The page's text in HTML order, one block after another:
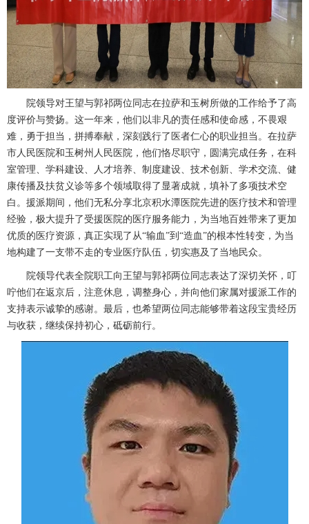
院领导对王望与郭祁两位同志在拉萨和玉树所做的工作给予了高
度评价与赞扬。这一年来，他们以非凡的责任感和使命感，不畏艰
难，勇于担当，拼搏奉献，深刻践行了医者仁心的职业担当。在拉萨
市人民医院和玉树州人民医院，他们恪尽职守，圆满完成任务，在科
室管理、学科建设、人才培养、制度建设、技术创新、学术交流、健
康传播及扶贫义诊等多个领域取得了显著成就，填补了多项技术空
白。援派期间，他们无私分享北京积水潭医院先进的医疗技术和管理
经验，极大提升了受援医院的医疗服务能力，为当地百姓带来了更加
优质的医疗资源，真正实现了从“输血”到“造血”的根本性转变，为当
地构建了一支带不走的专业医疗队伍，切实惠及了当地民众。
院领导代表全院职工向王望与郭祁两位同志表达了深切关怀，叮
咛他们在返京后，注意休息，调整身心，并向他们家属对援派工作的
支持表示诚挚的感谢。最后，也希望两位同志能够带着这段宝贵经历
与收获，继续保持初心，砥砺前行。